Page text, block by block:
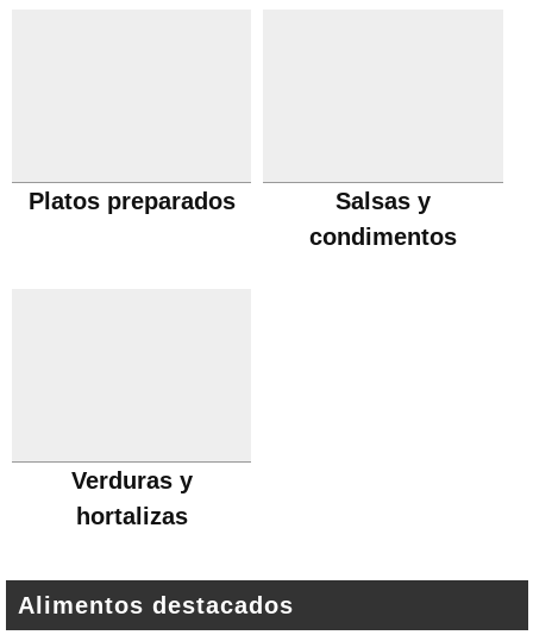
Platos preparados
Salsas y
condimentos
Verduras y
hortalizas
Alimentos destacados